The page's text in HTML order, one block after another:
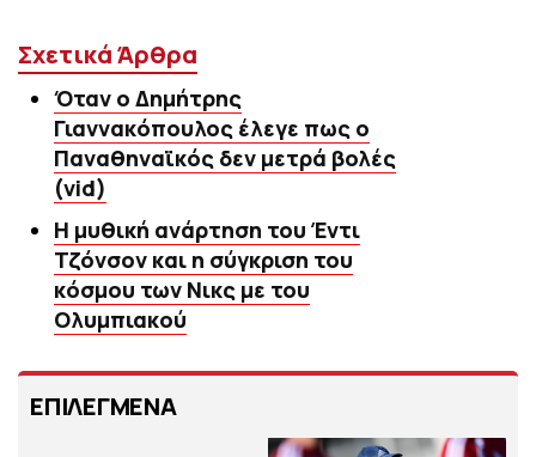
Σχετικά Άρθρα
Όταν ο Δημήτρης
Γιαννακόπουλος έλεγε πως ο
Παναθηναϊκός δεν μετρά βολές
(vid)
Η μυθική ανάρτηση του Έντι
Τζόνσον και η σύγκριση του
κόσμου των Νικς με του
Ολυμπιακού
ΕΠΙΛΕΓΜΕΝΑ